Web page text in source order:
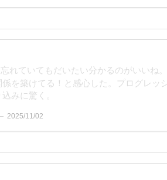
れていてもだいたい分かるのがいいね
を築けてる！と感心した。プログレッ
みに驚く。
2025/11/02